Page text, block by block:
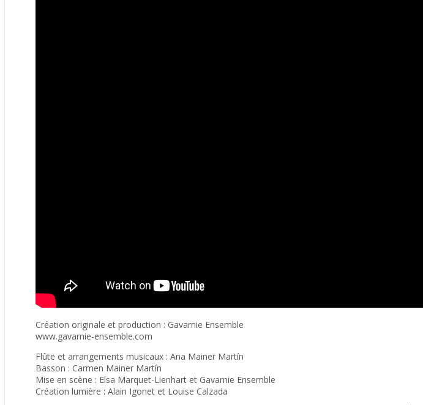
Création originale et production : Gavarnie Ensemble
www.gavarnie-ensemble.com
Flûte et arrangements musicaux : Ana Mainer Martín
Basson : Carmen Mainer Martín
Mise en scène : Elsa Marquet-Lienhart et Gavarnie Ensemble
Création lumière : Alain Igonet et Louise Calzada